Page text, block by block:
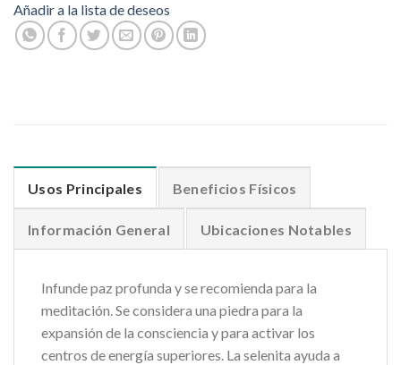
Añadir a la lista de deseos
Usos Principales Beneficios Físicos
Información General Ubicaciones Notables
Infunde paz profunda y se recomienda para la
meditación. Se considera una piedra para la
expansión de la consciencia y para activar los
centros de energía superiores. La selenita ayuda a